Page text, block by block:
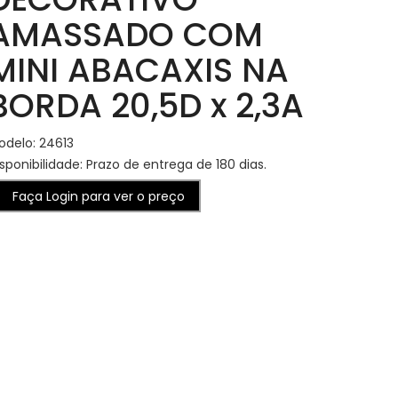
COM
ABACAXIS NA
20,5D x 2,3A
24613
Prazo de entrega de 180 dias.
Faça Login para ver o preço